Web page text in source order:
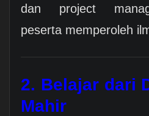
dan project
peserta memperoleh
2. Belajar dari
Mahir